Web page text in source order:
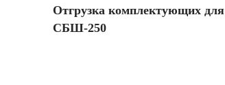
Отгрузка комплектующих для
СБШ-250